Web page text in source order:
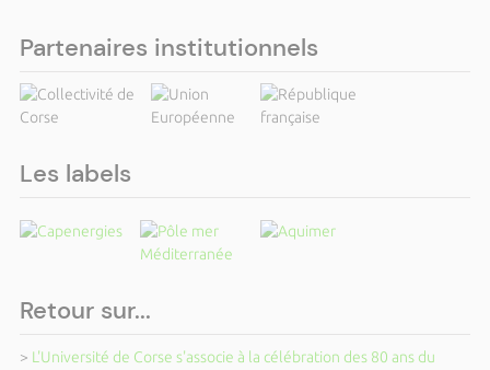
Partenaires institutionnels
Les labels
Retour sur...
> L'Université de Corse s'associe à la célébration des 80 ans du